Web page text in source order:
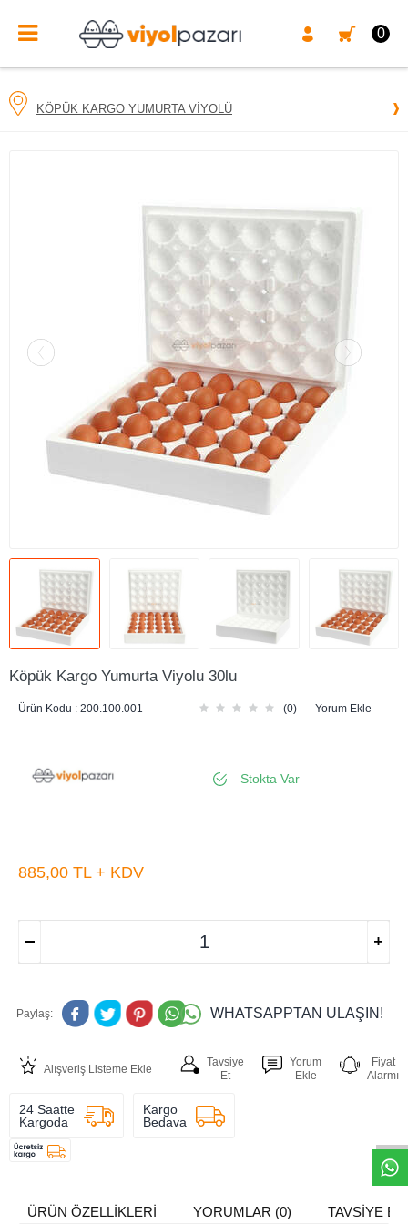
0
KÖPÜK KARGO YUMURTA VIYOLÜ
Köpük Kargo Yumurta Viyolu 30lu
Ürün Kodu : 200.100.001 (0) Yorum Ekle
Stokta Var
885,00 TL + KDV
Paylaş: WHATSAPPTAN ULAŞIN!
Alışveriş Listeme Ekle
Tavsiye
Et
Yorum
Ekle
Fiyat
Alarmı
24 Saatte
Kargoda
Kargo
Bedava
ÜRÜN ÖZELLIKLERI YORUMLAR (0) TAVSIYE ET